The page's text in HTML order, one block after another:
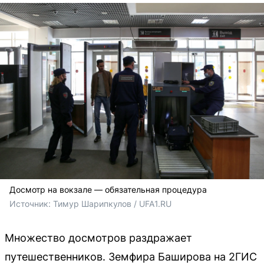
Досмотр на вокзале — обязательная процедура
Источник: Тимур Шарипкулов / UFA1.RU
Множество досмотров раздражает
путешественников. Земфира Баширова на 2ГИС